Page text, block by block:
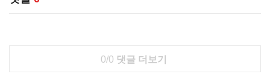
0/0 댓글 더보기